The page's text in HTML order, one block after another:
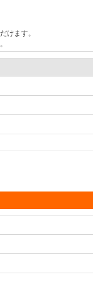
けます。